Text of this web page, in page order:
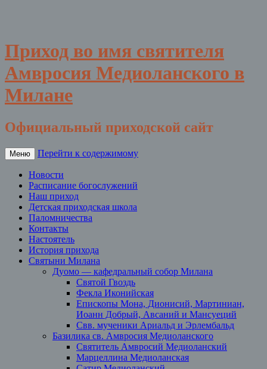
Приход во имя святителя
Амвросия Медиоланского в
Милане
Официальный приходской сайт
Меню Перейти к содержимому
Новости
Расписание богослужений
Наш приход
Детская приходская школа
Паломничества
Контакты
Настоятель
История прихода
Святыни Милана
Дуомо — кафедральный собор Милана
Святой Гвоздь
Фекла Иконийская
Епископы Мона, Дионисий, Мартиниан,
Иоанн Добрый, Авсаний и Мансуеций
Свв. мученики Ариальд и Эрлембальд
Базилика св. Амвросия Медиоланского
Святитель Амвросий Медиоланский
Марцеллина Медиоланская